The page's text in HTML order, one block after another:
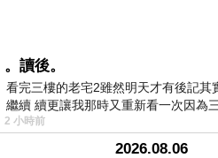
。讀後。
看完三樓的老宅2雖然明天才有後記其
繼續 續更讓我那時又重新看一次因為
有
2 小時前
2026.08.06